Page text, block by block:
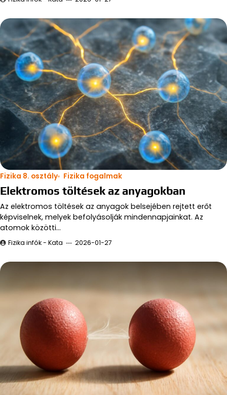
Fizika 8. osztály Fizika fogalmak
Elektromos töltések az anyagokban
Az elektromos töltések az anyagok belsejében rejtett erőt
képviselnek, melyek befolyásolják mindennapjainkat. Az
atomok közötti…
Fizika infók - Kata 2026-01-27